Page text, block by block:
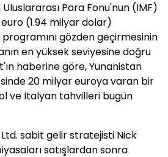
Uluslararası Para Fonu'nun (IMF)
(1.94 milyar dolar)
gözden geçirmesinin
en yüksek seviyesine doğru
haberine göre, Yunanistan
20 milyar euroya varan bir
ve İtalyan tahvilleri bugün
sabit gelir stratejisti Nick
satışlardan sonra